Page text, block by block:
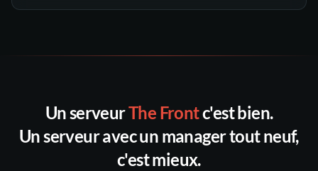
automatiques
jours suivants
Discord nitroserv
compte Twitter/X
Un serveurThe Frontc'est bien.
Un serveur avec un manager tout neuf,
c'est mieux.